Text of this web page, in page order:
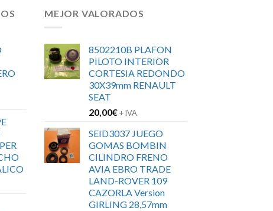
MEJOR VALORADOS
8502210B PLAFON
PILOTO INTERIOR
CORTESIA REDONDO
30X39mm RENAULT
SEAT
20,00€+ IVA
SEID3037 JUEGO
GOMAS BOMBIN
CILINDRO FRENO
AVIA EBRO TRADE
LAND-ROVER 109
CAZORLA Version
GIRLING 28,57mm